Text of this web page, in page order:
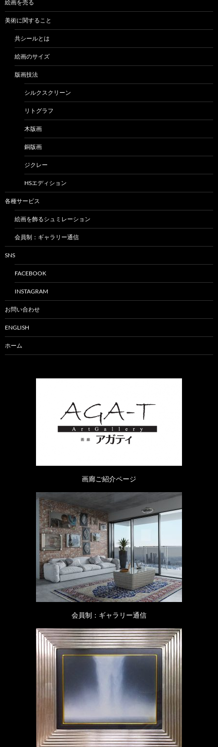
絵画を売る
美術に関すること
共シールとは
絵画のサイズ
版画技法
シルクスクリーン
リトグラフ
木版画
銅版画
ジクレー
HSエディション
各種サービス
絵画を飾るシュミレーション
会員制：ギャラリー通信
SNS
FACEBOOK
INSTAGRAM
お問い合わせ
ENGLISH
ホーム
画廊ご紹介ページ
会員制：ギャラリー通信